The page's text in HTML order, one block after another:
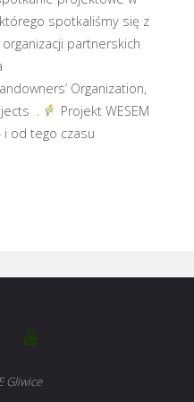
spotkaliśmy się z
partnerskich
Organization,
.
Projekt WESEM
i od tego czasu
Gliwice